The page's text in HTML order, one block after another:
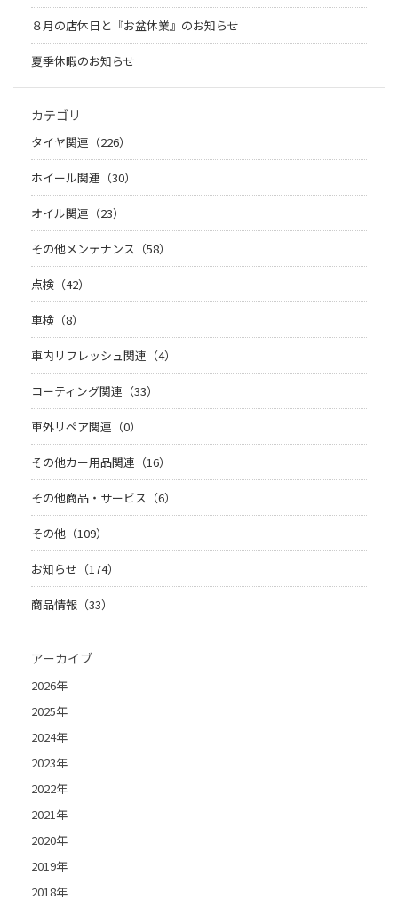
８月の店休日と『お盆休業』のお知らせ
夏季休暇のお知らせ
カテゴリ
タイヤ関連（226）
ホイール関連（30）
オイル関連（23）
その他メンテナンス（58）
点検（42）
車検（8）
車内リフレッシュ関連（4）
コーティング関連（33）
車外リペア関連（0）
その他カー用品関連（16）
その他商品・サービス（6）
その他（109）
お知らせ（174）
商品情報（33）
アーカイブ
2026年
2025年
2024年
2023年
2022年
2021年
2020年
2019年
2018年